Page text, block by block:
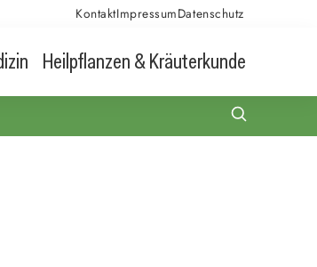
KontaktImpressumDatenschutz
Heilpflanzen & Kräuterkunde